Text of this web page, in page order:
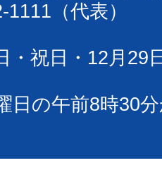
（代表）
・祝日・12月29
日の午前8時30